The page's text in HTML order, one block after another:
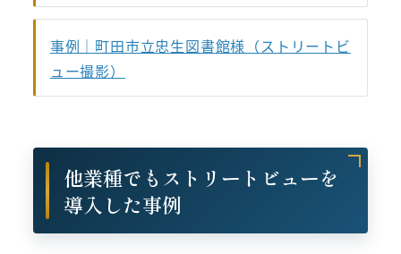
事例｜町田市立忠生図書館様（ストリートビ
ュー撮影）
他業種でもストリートビューを
導入した事例